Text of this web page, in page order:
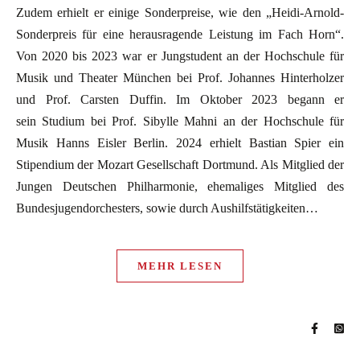
Zudem erhielt er einige Sonderpreise, wie den „Heidi-Arnold-
Sonderpreis für eine herausragende Leistung im Fach Horn“.
Von 2020 bis 2023 war er Jungstudent an der Hochschule für
Musik und Theater München bei Prof. Johannes Hinterholzer
und Prof. Carsten Duffin. Im Oktober 2023 begann er
sein Studium bei Prof. Sibylle Mahni an der Hochschule für
Musik Hanns Eisler Berlin. 2024 erhielt Bastian Spier ein
Stipendium der Mozart Gesellschaft Dortmund. Als Mitglied der
Jungen Deutschen Philharmonie, ehemaliges Mitglied des
Bundesjugendorchesters, sowie durch Aushilfstätigkeiten…
MEHR LESEN